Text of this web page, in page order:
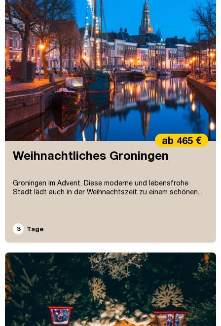
Weihnachtliches Groningen
Groningen im Advent. Diese moderne und lebensfrohe
Stadt lädt auch in der Weihnachtszeit zu einem schönen...
ab 465 €
3 Tage